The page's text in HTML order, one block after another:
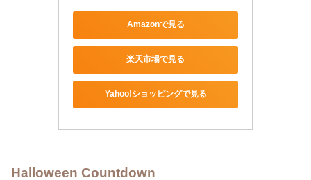
Amazonで見る
楽天市場で見る
Yahoo!ショッピングで見る
Halloween Countdown